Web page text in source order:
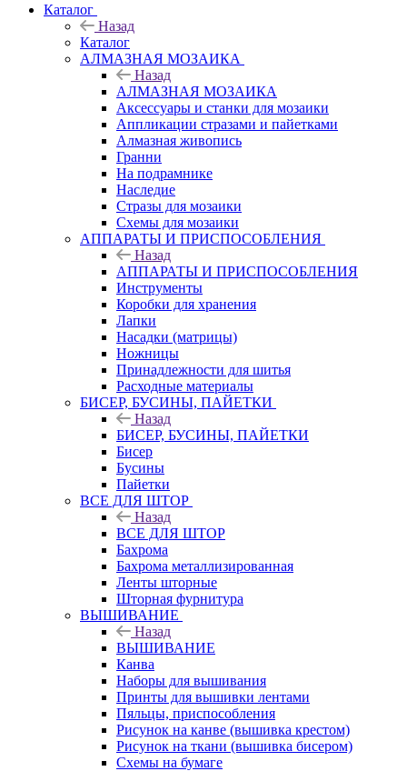
Каталог
Назад
Каталог
АЛМАЗНАЯ МОЗАИКА
Назад
АЛМАЗНАЯ МОЗАИКА
Аксессуары и станки для мозаики
Аппликации стразами и пайетками
Алмазная живопись
Гранни
На подрамнике
Наследие
Стразы для мозаики
Схемы для мозаики
АППАРАТЫ И ПРИСПОСОБЛЕНИЯ
Назад
АППАРАТЫ И ПРИСПОСОБЛЕНИЯ
Инструменты
Коробки для хранения
Лапки
Насадки (матрицы)
Ножницы
Принадлежности для шитья
Расходные материалы
БИСЕР, БУСИНЫ, ПАЙЕТКИ
Назад
БИСЕР, БУСИНЫ, ПАЙЕТКИ
Бисер
Бусины
Пайетки
ВСЕ ДЛЯ ШТОР
Назад
ВСЕ ДЛЯ ШТОР
Бахрома
Бахрома металлизированная
Ленты шторные
Шторная фурнитура
ВЫШИВАНИЕ
Назад
ВЫШИВАНИЕ
Канва
Наборы для вышивания
Принты для вышивки лентами
Пяльцы, приспособления
Рисунок на канве (вышивка крестом)
Рисунок на ткани (вышивка бисером)
Схемы на бумаге